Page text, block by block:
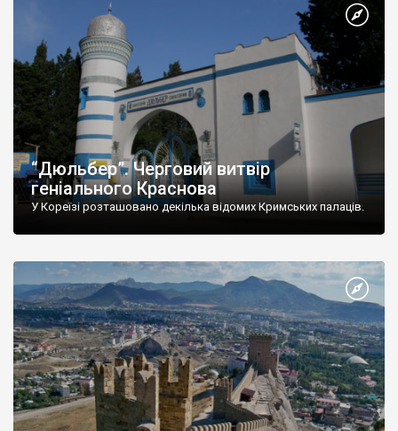
“Дюльбер”. Черговий витвір
геніального Краснова
У Кореїзі розташовано декілька відомих Кримських палаців.